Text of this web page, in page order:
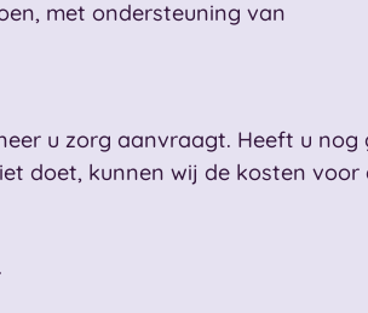
met ondersteuning van
u zorg aanvraagt. Heeft u nog
doet, kunnen wij de kosten voor
.